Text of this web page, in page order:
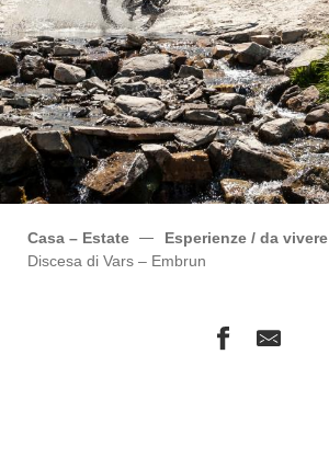
Casa – Estate
Esperienze / da vivere
Discesa di Vars – Embrun